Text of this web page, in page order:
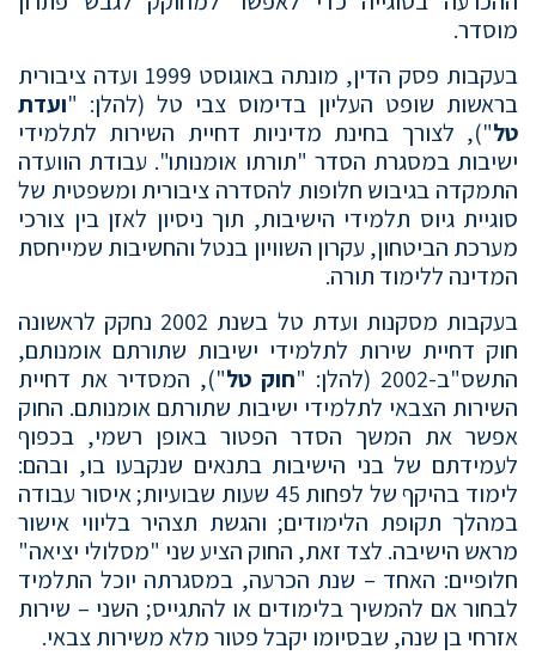
מוסדר.
בעקבות פסק הדין, מונתה באוגוסט 1999 ועדה ציבורית
בראשות שופט העליון בדימוס צבי טל (להלן: "ועדת
טל"), לצורך בחינת מדיניות דחיית השירות לתלמידי
ישיבות במסגרת הסדר "תורתו אומנותו". עבודת הוועדה
התמקדה בגיבוש חלופות להסדרה ציבורית ומשפטית של
סוגיית גיוס תלמידי הישיבות, תוך ניסיון לאזן בין צורכי
מערכת הביטחון, עקרון השוויון בנטל והחשיבות שמייחסת
המדינה ללימוד תורה.
בעקבות מסקנות ועדת טל בשנת 2002 נחקק לראשונה
חוק דחיית שירות לתלמידי ישיבות שתורתם אומנותם,
התשס"ב-2002 (להלן: "
חוק טל"), המסדיר את דחיית
השירות הצבאי לתלמידי ישיבות שתורתם אומנותם. החוק
אפשר את המשך הסדר הפטור באופן רשמי, בכפוף
לעמידתם של בני הישיבות בתנאים שנקבעו בו, ובהם:
לימוד בהיקף של לפחות 45 שעות שבועיות; איסור עבודה
במהלך תקופת הלימודים; והגשת תצהיר בליווי אישור
מראש הישיבה. לצד זאת, החוק הציע שני "מסלולי יציאה"
חלופיים: האחד – שנת הכרעה, במסגרתה יוכל התלמיד
לבחור אם להמשיך בלימודים או להתגייס; השני – שירות
אזרחי בן שנה, שבסיומו יקבל פטור מלא משירות צבאי.